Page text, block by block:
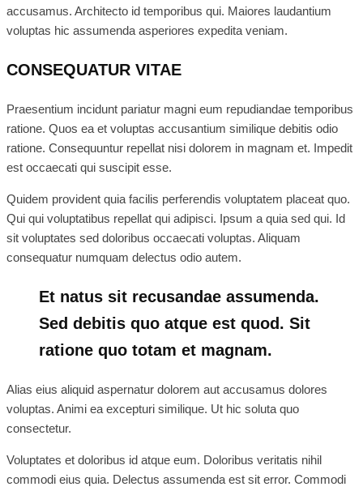
accusamus. Architecto id temporibus qui. Maiores laudantium
voluptas hic assumenda asperiores expedita veniam.
CONSEQUATUR VITAE
Praesentium incidunt pariatur magni eum repudiandae temporibus
ratione. Quos ea et voluptas accusantium similique debitis odio
ratione. Consequuntur repellat nisi dolorem in magnam et. Impedit
est occaecati qui suscipit esse.
Quidem provident quia facilis perferendis voluptatem placeat quo.
Qui qui voluptatibus repellat qui adipisci. Ipsum a quia sed qui. Id
sit voluptates sed doloribus occaecati voluptas. Aliquam
consequatur numquam delectus odio autem.
Et natus sit recusandae assumenda.
Sed debitis quo atque est quod. Sit
ratione quo totam et magnam.
Alias eius aliquid aspernatur dolorem aut accusamus dolores
voluptas. Animi ea excepturi similique. Ut hic soluta quo
consectetur.
Voluptates et doloribus id atque eum. Doloribus veritatis nihil
commodi eius quia. Delectus assumenda est sit error. Commodi